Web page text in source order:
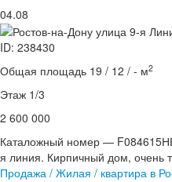
04.08
ID: 238430
Общая площадь 19 / 12 / - м2
Этаж 1/3
2 600 000
Каталожный номер —
я линия. Кирпичный дом, очень
Продажа / Жилая / квартира в